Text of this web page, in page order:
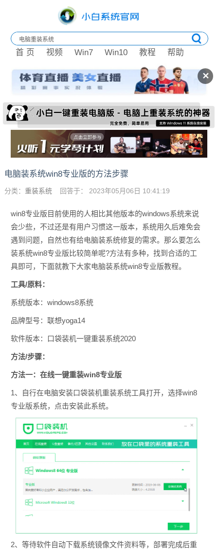
✕
首 页 视频 Win7 Win10 教程 帮助
电脑装系统win8专业版的方法步骤
分类： 重装系统回答于： 2023年05月06日 10:41:19
win8专业版目前使用的人相比其他版本的windows系统来说
会少些，不过还是有用户习惯这一版本，系统用久后难免会
遇到问题，自然也有给电脑装系统修复的需求。那么要怎么
装系统win8专业版比较简单呢?方法有多种，找到合适的工
具即可，下面就教下大家电脑装系统win8专业版教程。
工具/原料：
系统版本：windows8系统
品牌型号：联想yoga14
软件版本：口袋装机一键重装系统2020
方法/步骤：
方法一：在线一键重装win8专业版
1、自行在电脑安装口袋装机重装系统工具打开，选择win8
专业版系统，点击安装此系统。
2、等待软件自动下载系统镜像文件资料等，部署完成后重